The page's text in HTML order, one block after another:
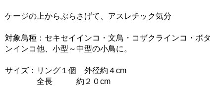
ケージの上からぶらさげて、アスレチック気分
対象鳥種：セキセイインコ・文鳥・コザクラインコ・ボタ
ンインコ他、小型～中型の小鳥に。
サイズ：リング１個 外径約４cm
全長 約２０cm